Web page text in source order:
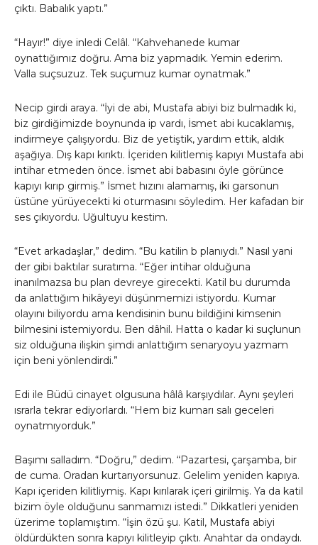
çıktı. Babalık yaptı.”
“Hayır!” diye inledi Celâl. “Kahvehanede kumar
oynattığımız doğru. Ama biz yapmadık. Yemin ederim.
Valla suçsuzuz. Tek suçumuz kumar oynatmak.”
Necip girdi araya. “İyi de abi, Mustafa abiyi biz bulmadık ki,
biz girdiğimizde boynunda ip vardı, İsmet abi kucaklamış,
indirmeye çalışıyordu. Biz de yetiştik, yardım ettik, aldık
aşağıya. Dış kapı kırıktı. İçeriden kilitlemiş kapıyı Mustafa abi
intihar etmeden önce. İsmet abi babasını öyle görünce
kapıyı kırıp girmiş.” İsmet hızını alamamış, iki garsonun
üstüne yürüyecekti ki oturmasını söyledim. Her kafadan bir
ses çıkıyordu. Uğultuyu kestim.
“Evet arkadaşlar,” dedim. “Bu katilin b planıydı.” Nasıl yani
der gibi baktılar suratıma. “Eğer intihar olduğuna
inanılmazsa bu plan devreye girecekti. Katil bu durumda
da anlattığım hikâyeyi düşünmemizi istiyordu. Kumar
olayını biliyordu ama kendisinin bunu bildiğini kimsenin
bilmesini istemiyordu. Ben dâhil. Hatta o kadar ki suçlunun
siz olduğuna ilişkin şimdi anlattığım senaryoyu yazmam
için beni yönlendirdi.”
Edi ile Büdü cinayet olgusuna hâlâ karşıydılar. Aynı şeyleri
ısrarla tekrar ediyorlardı. “Hem biz kumarı salı geceleri
oynatmıyorduk.”
Başımı salladım. “Doğru,” dedim. “Pazartesi, çarşamba, bir
de cuma. Oradan kurtarıyorsunuz. Gelelim yeniden kapıya.
Kapı içeriden kilitliymiş. Kapı kırılarak içeri girilmiş. Ya da katil
bizim öyle olduğunu sanmamızı istedi.” Dikkatleri yeniden
üzerime toplamıştım. “İşin özü şu. Katil, Mustafa abiyi
öldürdükten sonra kapıyı kilitleyip çıktı. Anahtar da ondaydı.